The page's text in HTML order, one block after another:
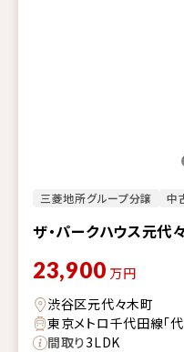
三菱地所グループ分譲 中
ザ・パークハウス元代
23,900 万円
渋谷区元代々木町
東京メトロ千代田線「
間取り3LDK